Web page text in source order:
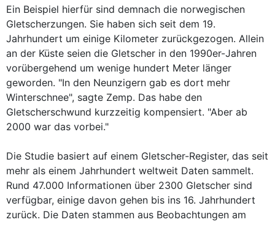
Ein Beispiel hierfür sind demnach die norwegischen
Gletscherzungen. Sie haben sich seit dem 19.
Jahrhundert um einige Kilometer zurückgezogen. Allein
an der Küste seien die Gletscher in den 1990er-Jahren
vorübergehend um wenige hundert Meter länger
geworden. "In den Neunzigern gab es dort mehr
Winterschnee", sagte Zemp. Das habe den
Gletscherschwund kurzzeitig kompensiert. "Aber ab
2000 war das vorbei."
Die Studie basiert auf einem Gletscher-Register, das seit
mehr als einem Jahrhundert weltweit Daten sammelt.
Rund 47.000 Informationen über 2300 Gletscher sind
verfügbar, einige davon gehen bis ins 16. Jahrhundert
zurück. Die Daten stammen aus Beobachtungen am